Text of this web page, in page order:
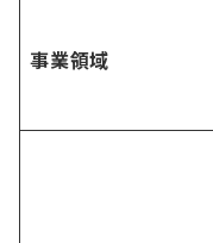
事業領域